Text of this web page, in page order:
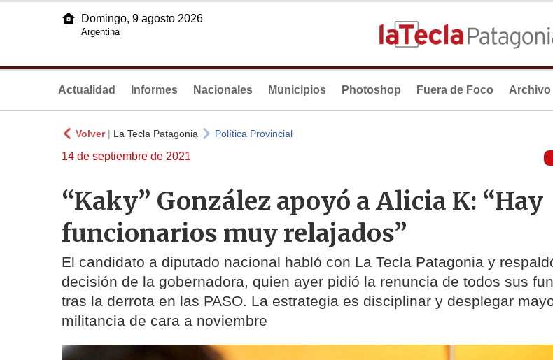
Domingo, 9 agosto 2026
Argentina
Actualidad Informes Nacionales Municipios Photoshop Fuera de Foco Archivo
Volver| La Tecla Patagonia Política Provincial
14 de septiembre de 2021
“Kaky” González apoyó a Alicia K: “Hay
funcionarios muy relajados”
El candidato a diputado nacional habló con La Tecla Patagonia y
decisión de la gobernadora, quien ayer pidió la renuncia de todos sus
tras la derrota en las PASO. La estrategia es disciplinar y desplegar
militancia de cara a noviembre